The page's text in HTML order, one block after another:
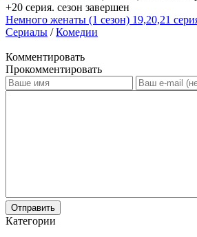
+20 серия. сезон завершен
Немного женаты (1 сезон) 19,20,21
Сериалы /Комедии
Комментировать
Прокомментировать
Отправить
Категории